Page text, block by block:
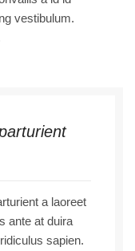
vestibulum.
a laoreet
ante at duira
sapien.